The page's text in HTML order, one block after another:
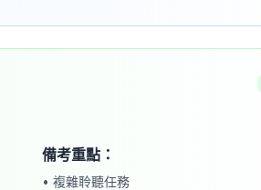
備考重點：
• 複雜聆聽任務